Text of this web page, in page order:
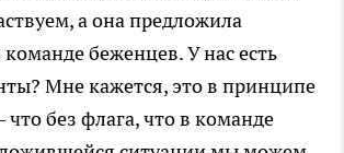
а она предложила
команде беженцев. У нас есть
Мне кажется, это в принципе
без флага, что в команде